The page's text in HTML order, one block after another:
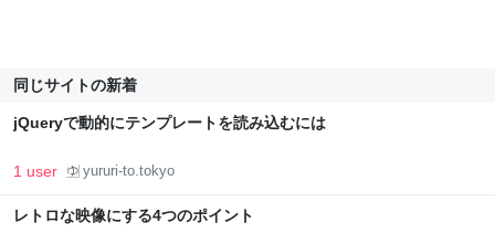
同じサイトの新着
jQueryで動的にテンプレートを読み込むには
1 user yururi-to.tokyo
レトロな映像にする4つのポイント